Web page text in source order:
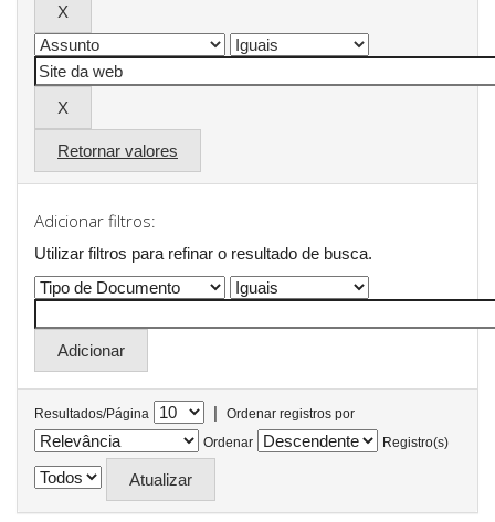
Retornar valores
Adicionar filtros:
Utilizar filtros para refinar o resultado de busca.
Resultados/Página |
Ordenar registros por
Ordenar
Registro(s)